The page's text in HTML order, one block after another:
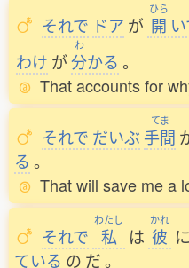
それで ドア が
ひら
開
わけ が
わ
分かる 。
That accounts for
それで だいぶ
てま
手間
る 。
That will save me a
それで
わたし
私 は
かれ
彼 に
ている の だ。